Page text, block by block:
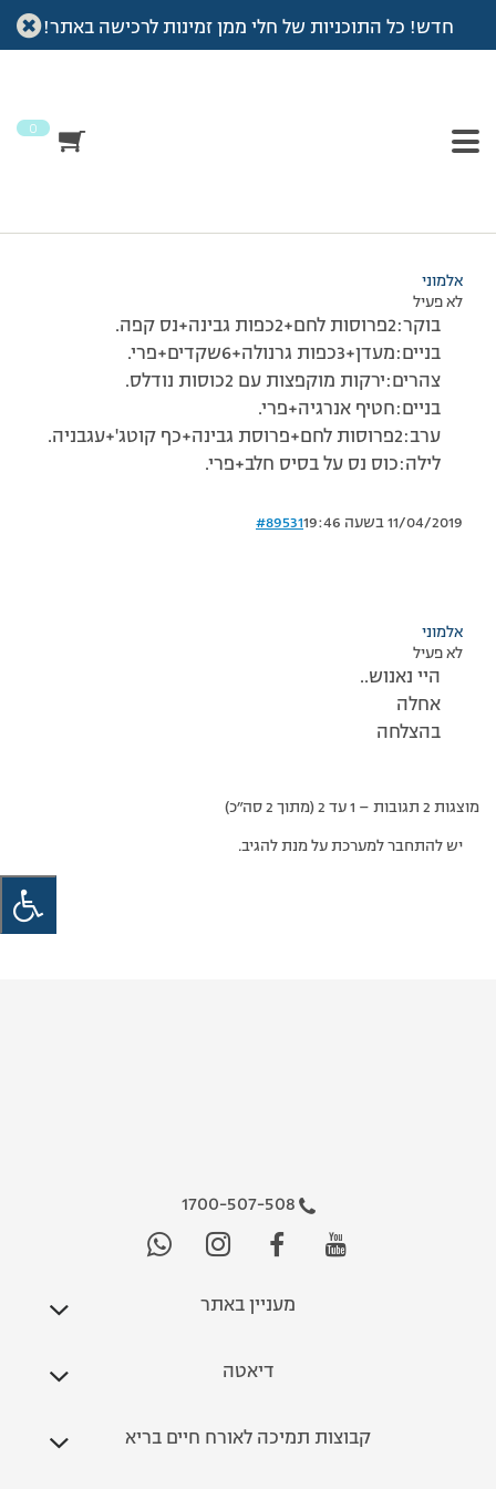
חדש! כל התוכניות של חלי ממן זמינות לרכישה באתר!
0
עמוד הבית >דיונים>פורום >רישום יום שלישי
מוצגות 2 תגובות – 1 עד 2 (מתוך 2 סה״כ)
אלמוני
לא פעיל
בוקר:2פרוסות לחם+2כפות גבינה+נס קפה.
בניים:מעדן+3כפות גרנולה+6שקדים+פרי.
צהרים:ירקות מוקפצות עם 2כוסות נודלס.
בניים:חטיף אנרגיה+פרי.
ערב:2פרוסות לחם+פרוסת גבינה+כף קוטג'+עגבניה.
לילה:כוס נס על בסיס חלב+פרי.
11/04/2019 בשעה 19:46 #89531
אלמוני
לא פעיל
היי נאנוש..
אחלה
בהצלחה
מוצגות 2 תגובות – 1 עד 2 (מתוך 2 סה״כ)
יש להתחבר למערכת על מנת להגיב.
1700-507-508
מעניין באתר
דיאטה
קבוצות תמיכה לאורח חיים בריא